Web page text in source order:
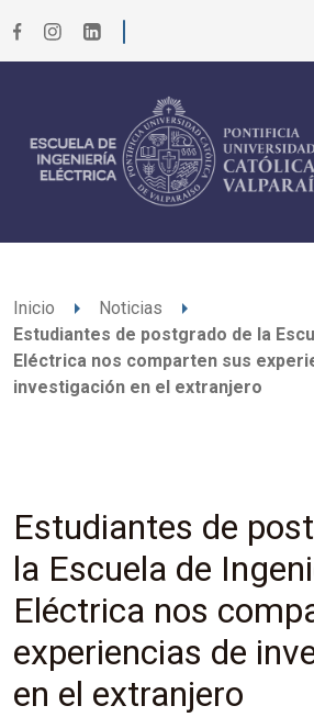
Inicio arrow_right Noticias arrow_right
Estudiantes de postgrado de la
Eléctrica nos comparten sus
investigación en el extranjero
Estudiantes de
la Escuela de
Eléctrica nos
experiencias de
en el extranjero